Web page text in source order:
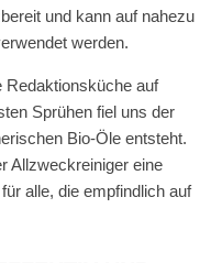
und kann auf nahezu
werden.
Redaktionsküche auf
Sprühen fiel uns der
Bio-Öle entsteht.
Allzweckreiniger eine
alle, die empfindlich auf